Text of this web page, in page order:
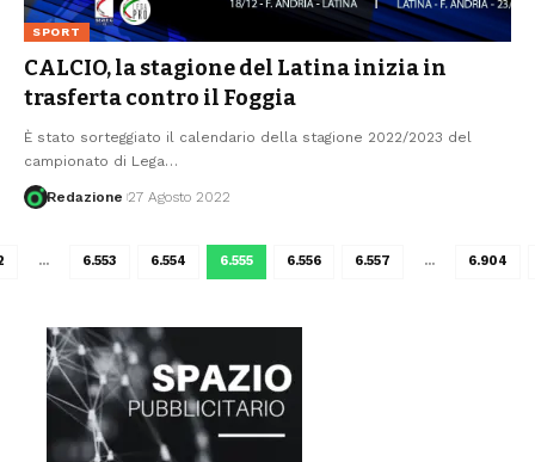
SPORT
CALCIO, la stagione del Latina inizia in
trasferta contro il Foggia
È stato sorteggiato il calendario della stagione 2022/2023 del
campionato di Lega…
Redazione 27 Agosto 2022
… 6.553 6.554 6.555 6.556 6.557 … 6.904